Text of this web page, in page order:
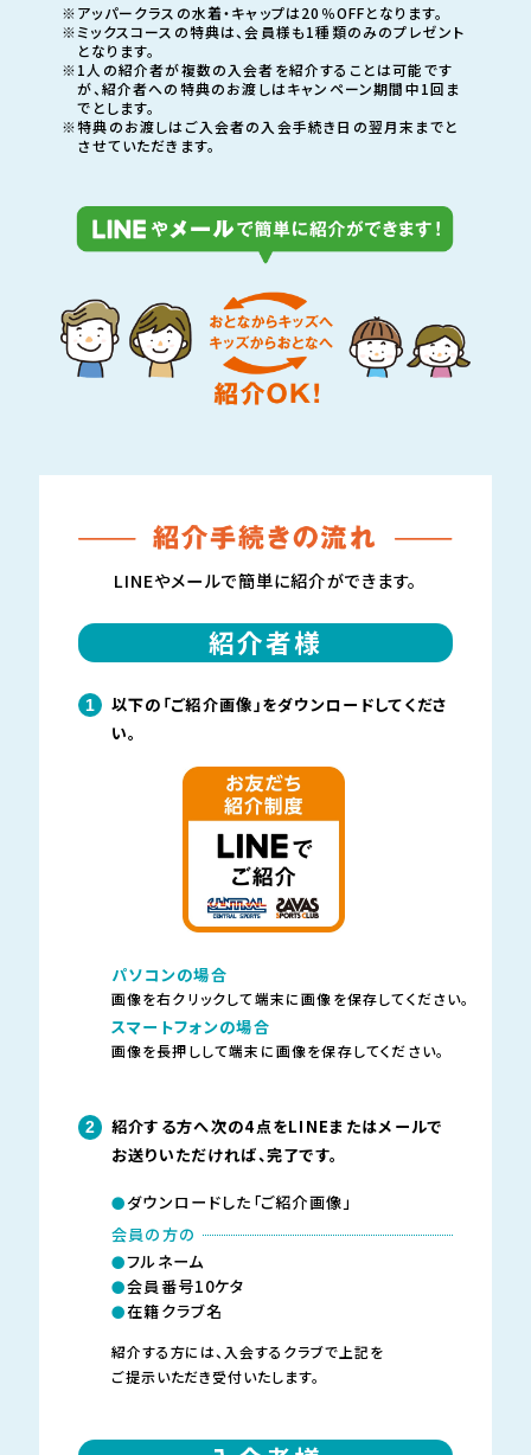
※アッパークラスの水着・キャップは20％OFFとなります。
※ミックスコースの特典は、会員様も1種類のみのプレゼント
となります。
※1人の紹介者が複数の入会者を紹介することは可能です
が、紹介者への特典のお渡しはキャンペーン期間中1回ま
でとします。
※特典のお渡しはご入会者の入会手続き日の翌月末までと
させていただきます。
LINEやメールで簡単に紹介ができます。
紹介者様
1
以下の「ご紹介画像」をダウンロードしてくださ
い。
パソコンの場合
画像を右クリックして端末に画像を保存してください。
スマートフォンの場合
画像を長押しして端末に画像を保存してください。
2
紹介する方へ次の4点をLINEまたはメールで
お送りいただければ、完了です。
ダウンロードした「ご紹介画像」
会員の方の
フルネーム
会員番号10ケタ
在籍クラブ名
紹介する方には、入会するクラブで上記を
ご提示いただき受付いたします。